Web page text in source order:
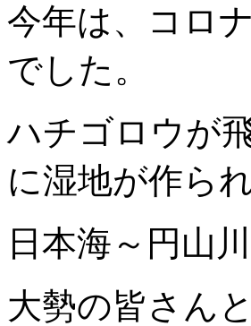
今年は、コロ
でした。
ハチゴロウが
に湿地が作ら
日本海～円山
大勢の皆さん